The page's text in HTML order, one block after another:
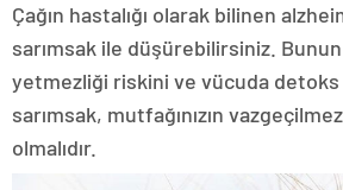
Çağın hastalığı olarak bilinen
sarımsak ile düşürebilirsiniz. Bunun
yetmezliği riskini ve vücuda
sarımsak, mutfağınızın
olmalıdır.